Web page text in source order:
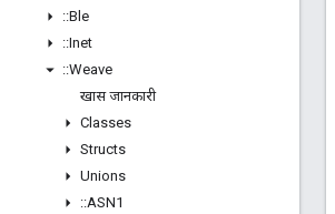
::Ble
::Inet
::Weave
खास जानकारी
Classes
Structs
Unions
::ASN1